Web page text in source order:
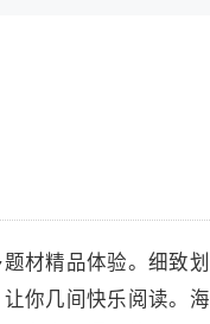
材精品体验。细致划
你几间快乐阅读。海